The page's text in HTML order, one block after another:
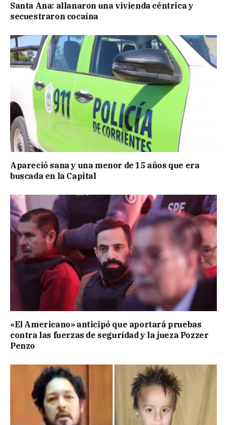
Santa Ana: allanaron una vivienda céntrica y
secuestraron cocaína
Apareció sana y una menor de 15 años que era
buscada en la Capital
«El Americano» anticipó que aportará pruebas
contra las fuerzas de seguridad y la jueza Pozzer
Penzo